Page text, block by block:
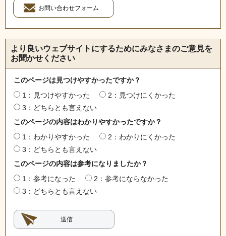
より良いウェブサイトにするためにみなさまのご意見を
お聞かせください
このページは見つけやすかったですか？
1：見つけやすかった
2：見つけにくかった
3：どちらとも言えない
このページの内容はわかりやすかったですか？
1：わかりやすかった
2：わかりにくかった
3：どちらとも言えない
このページの内容は参考になりましたか？
1：参考になった
2：参考にならなかった
3：どちらとも言えない